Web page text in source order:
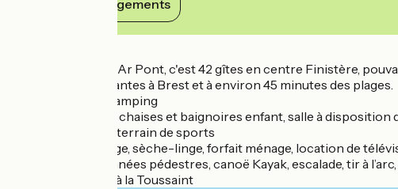
Voir ses engagements
Les gîtes de Penn Ar Pont, c'est 42 gîtes en centre Finistère,
loin du canal de Nantes à Brest et à environ 45 minutes des plages.
Studios, gîtes et camping
Équipements : lits, chaises et baignoires enfant, salle à
(300 personnes), terrain de sports
Services : lave-linge, sèche-linge, forfait ménage, location de
Activités : Randonnées pédestres, canoë Kayak, escalade, tir à
ouvert de Pâques à la Toussaint